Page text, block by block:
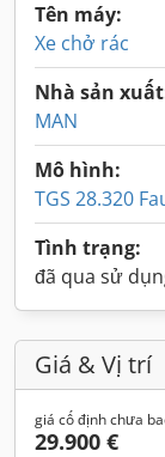
Tên máy:
Xe chở rác
Nhà sản
MAN
Mô hình:
TGS 28.320
Tình trạng:
đã qua sử
Giá & Vị trí
giá cố định chưa
29.900 €